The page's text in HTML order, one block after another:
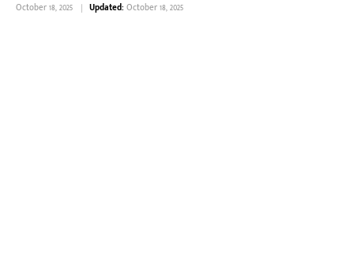
October 18, 2025 Updated: October 18, 2025